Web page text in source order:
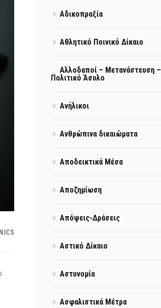
Αδικοπραξία
Αθλητικό Ποινικό Δίκαιο
Αλλοδαποί – Μετανάστευση –
Πολιτικό Άσυλο
Ανήλικοι
Ανθρώπινα δικαιώματα
Αποδεικτικά Μέσα
Αποζημίωση
Απόψεις-Δράσεις
Αστικό Δίκαιο
Αστυνομία
Ασφαλιστικά Μέτρα